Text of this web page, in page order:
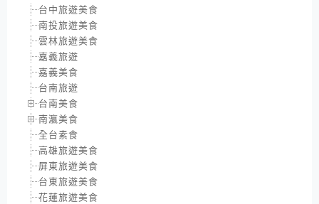
台中旅遊美食
南投旅遊美食
雲林旅遊美食
嘉義旅遊
嘉義美食
台南旅遊
台南美食
南瀛美食
全台素食
高雄旅遊美食
屏東旅遊美食
台東旅遊美食
花蓮旅遊美食